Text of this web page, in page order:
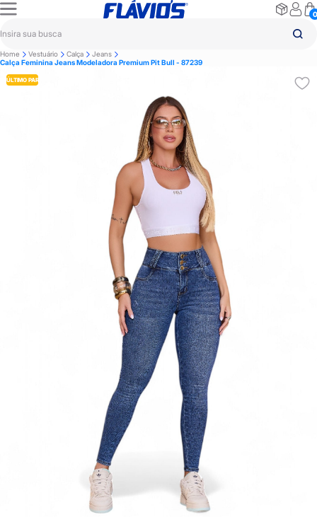
0
Home Vestuário Calça
Jeans
Calça Feminina Jeans Modeladora Premium Pit Bull - 87239
ÚLTIMO PAR